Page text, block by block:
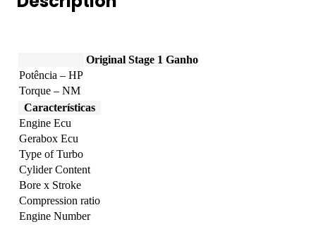
Original Stage 1 Ganho
Potência – HP
Torque – NM
Características
Engine Ecu
Gerabox Ecu
Type of Turbo
Cylider Content
Bore x Stroke
Compression ratio
Engine Number